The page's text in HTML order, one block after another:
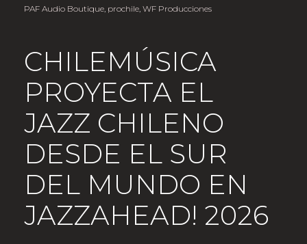
PAF Audio Boutique, prochile, WF Producciones
CHILEMÚSICA
PROYECTA EL
JAZZ CHILENO
DESDE EL SUR
DEL MUNDO EN
JAZZAHEAD! 2026